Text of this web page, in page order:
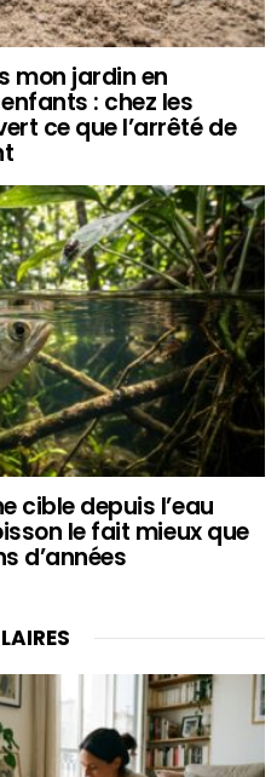
mon jardin en
: chez les
ce que l’arrêté de
cible depuis l’eau
le fait mieux que
d’années